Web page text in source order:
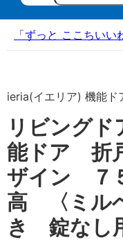
「ずっと ここちい
ieria(イエリア) 機能ド
リビング
能ドア 折
ザイン ７
高 〈ミル
き 錠なし